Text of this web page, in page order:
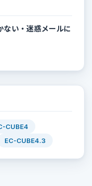
い・迷惑メールに
CUBE4
EC-CUBE4.3